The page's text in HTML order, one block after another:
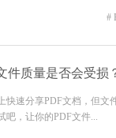
#
件质量是否会受损
速分享PDF文档，但
吧，让你的PDF文件...